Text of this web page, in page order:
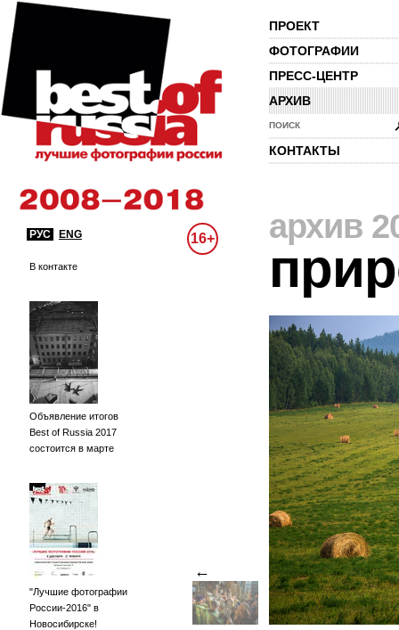
ПРОЕКТ
ФОТОГРАФИИ
ПРЕСС-ЦЕНТР
АРХИВ
ПОИСК
КОНТАКТЫ
РУС ENG 16+
В контакте
Объявление итогов
Best of Russia 2017
состоится в марте
"Лучшие фотографии
России-2016" в
Новосибирске!
архив
←